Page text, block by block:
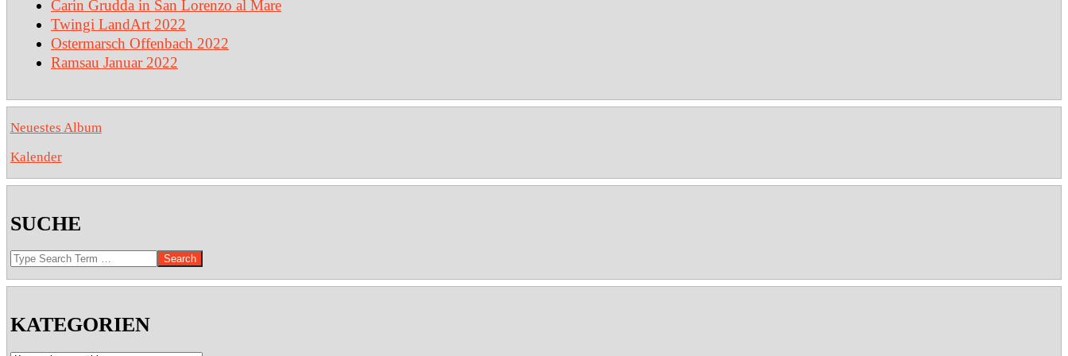
Carin Grudda in San Lorenzo al Mare
Twingi LandArt 2022
Ostermarsch Offenbach 2022
Ramsau Januar 2022
Neuestes Album
Kalender
SUCHE
Search
KATEGORIEN